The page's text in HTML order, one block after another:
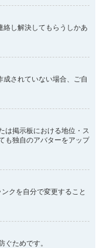
し解決してもらうしかあ
されていない場合、ご自
は掲示板における地位・ス
も独自のアバターをアップ
クを自分で変更すること
ためです。